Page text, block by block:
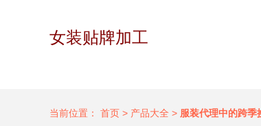
女装贴牌加工
当前位置： 首页 > 产品大全 > 服装代理中的跨季